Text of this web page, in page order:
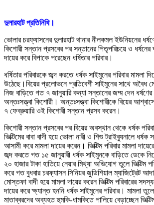
দুলারহাট প্রতিনিধি।
ভোলার চরফ্যাসনের দুলারহাট থানার নীলকমল ইউনিয়নের
কিশোরী সন্তান প্রসবের পর সন্তানের পিতৃপরিচয়ে ও ধর্ষনের
দায়ের করে বিপাকে পরেছেন ধর্ষিতার পরিবার।
ধর্ষিতার পরিবারকে জব্দ করতে ধর্ষক সাইমুনের পরিবার মামলা
উঠেছে।বিয়ের প্রলোভনে প্রতিবেশী সাইমুনের সাথে অবৈধ
নিজ বাড়িতে গত ৭ জানুয়ারি কন্যা সন্তানের জম্ম দেন ধর্ষণের
অন্তঃসত্ত্বা কিশোরী। অন্তঃসত্ত্বা কিশোরীকে বিয়ের
৭ ফেব্রুয়ারি ওই কিশোরী সন্তান প্রসব করেন।
কিশোরী সন্তান প্রসবের পর বিয়ের অবস্থান থেকে ধর্ষক
ভিক্টিমের বাবা বাদী হয়ে ভোলা নারী ও শিশু ট্রাইব্যুনালে
আসামী করে মামলা দায়ের করেন। ভিক্টিম পরিবার মামলা
জব্দ করতে গত ১৫ জানুয়ারী ধর্ষক সাইমুনকে বাড়িতে ডেকে
২০ হাজার টাকা হাতিয়ে নেয়ার মিথ্যা অভিযোগ তুলে ভিক্টিম
করে গত বুধবার চরফ্যাসন সিনিয়র জুডিশিয়াল ম্যাজিট্রেট
মোস্তফা বাদী হয়ে মামলা দায়ের করেন ভিক্টিম পরিবারের
দায়ের করে ক্ষ্যান্ত হননি ধর্ষক সাইমুনের পরিবার। মামলা
মাতাব্বরদের অব্যহত হুমকি-ধামকিতে পালিয়ে বেড়াচ্ছেন